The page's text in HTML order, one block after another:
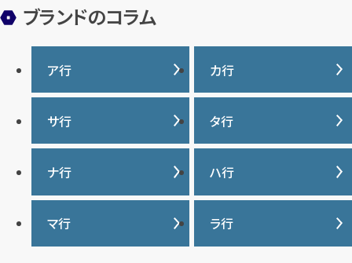
ブランドのコラム
ア行
IWC
ヴァシュロンコンスタンタ
ン
ウブロ
エルメス
オーデマ ピゲ
カ行
カナダグース
カルティエ
グッチ
クロムハーツ
ケイト・スペード
サ行
サマンサタバサ
ジーショック
ジャガー・ルクルト
タ行
タグ・ホイヤー
ディオール
ティファニー
ナ行
ナイキ
ハ行
バーバリー
バカラ
マ行 ラ行